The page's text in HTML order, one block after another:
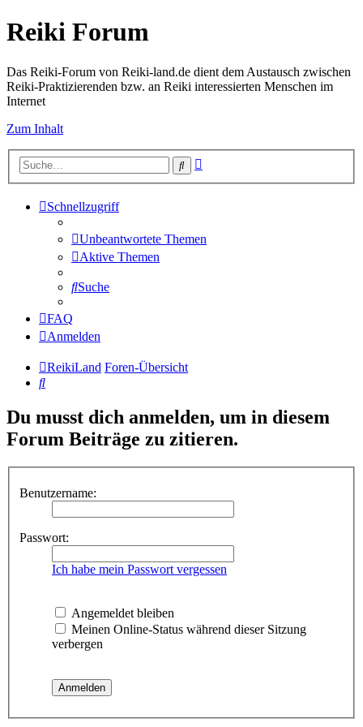
Reiki Forum
Das Reiki-Forum von Reiki-land.de dient dem Austausch zwischen
Reiki-Praktizierenden bzw. an Reiki interessierten Menschen im
Internet
Zum Inhalt
Suche
Schnellzugriff
Unbeantwortete Themen
Aktive Themen
Suche
FAQ
Anmelden
ReikiLand Foren-Übersicht
Suche
Du musst dich anmelden, um in diesem
Forum Beiträge zu zitieren.
Benutzername:
Passwort:
Ich habe mein Passwort vergessen
Angemeldet bleiben
Meinen Online-Status während dieser Sitzung
verbergen